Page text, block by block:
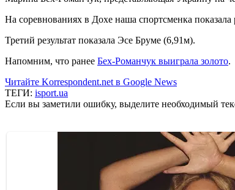
На соревнованиях в Дохе наша спортсменка
Третий результат показала Эсе Бруме (6,91м).
Напомним, что ранее Бех-Романчук выиграла золото.
Читайте Korrespondent.net в Google News
ТЕГИ: isport.ua
Если вы заметили ошибку, выделите необходимый